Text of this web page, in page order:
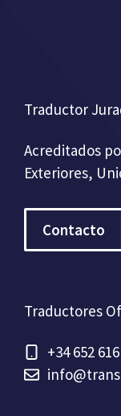
Traductor
Acreditados
Exteriores,
Contacto
Traductores
+34 652